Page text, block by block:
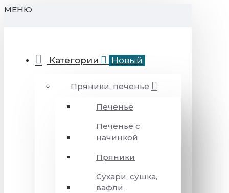
МЕНЮ
Категории Новый
Пряники, печенье
Печенье
Печенье с
начинкой
Пряники
Сухари, сушка,
вафли